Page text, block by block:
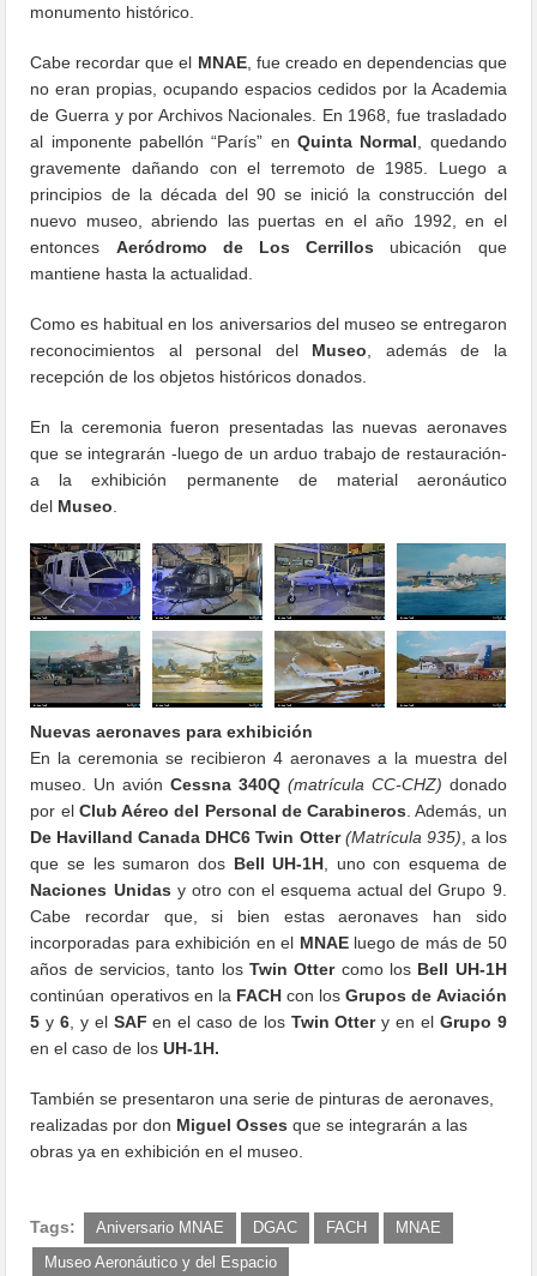
monumento histórico.
Cabe recordar que el MNAE, fue creado en dependencias que
no eran propias, ocupando espacios cedidos por la Academia
de Guerra y por Archivos Nacionales. En 1968, fue trasladado
al imponente pabellón “París” en Quinta Normal , quedando
gravemente dañando con el terremoto de 1985. Luego a
principios de la década del 90 se inició la construcción del
nuevo museo, abriendo las puertas en el año 1992, en el
entonces Aeródromo de Los Cerrillos ubicación que
mantiene hasta la actualidad.
Como es habitual en los aniversarios del museo se entregaron
reconocimientos al personal del Museo , además de la
recepción de los objetos históricos donados.
En la ceremonia fueron presentadas las nuevas aeronaves
que se integrarán -luego de un arduo trabajo de restauración-
a la exhibición permanente de material aeronáutico
del Museo
Nuevas aeronaves para exhibición
En la ceremonia se recibieron 4 aeronaves a la muestra del
museo. Un aviónCessna 340Q (matrícula CC-CHZ) donado
por el Club Aéreo del Personal de Carabineros. Además, un
De Havilland Canada DHC6 Twin Otter (Matrícula 935), a los
que se les sumaron dos Bell UH-1H, uno con esquema de
Naciones Unidas y otro con el esquema actual del Grupo 9.
Cabe recordar que, si bien estas aeronaves han sido
incorporadas para exhibición en el MNAEluego de más de 50
años de servicios, tanto losTwin Ottercomo los Bell UH-1H
continúan operativos en la FACHcon losGrupos de Aviación
5 y6, y el SAF en el caso de los Twin Ottery en el Grupo 9
en el caso de losUH-1H.
También se presentaron una serie de pinturas de aeronaves,
realizadas por don Miguel Osses que se integrarán a las
obras ya en exhibición en el museo.
Tags: Aniversario MNAE DGAC FACH
MNAE
Museo Aeronáutico y del Espacio